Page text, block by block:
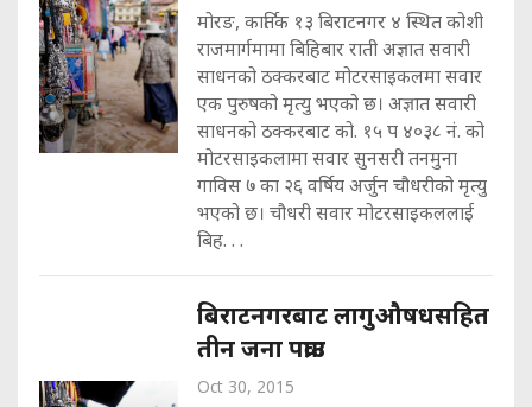
मोरङ, कार्तिक १३ बिराटनगर ४ स्थित कोशी
राजमार्गमामा बिहिबार राती अज्ञात सवारी
साधनको ठक्करबाट मोटरसाइकलमा सवार
एक पुरुषको मृत्यु भएको छ। अज्ञात सवारी
साधनको ठक्करबाट को. १५ प ४०३८ नं. को
मोटरसाइकलामा सवार सुनसरी तनमुना
गाविस ७ का २६ वर्षिय अर्जुन चौधरीको मृत्यु
भएको छ। चौधरी सवार मोटरसाइकललाई
बिह. . .
बिराटनगरबाट लागुऔषधसहित
तीन जना पक्राउ
Oct 30, 2015